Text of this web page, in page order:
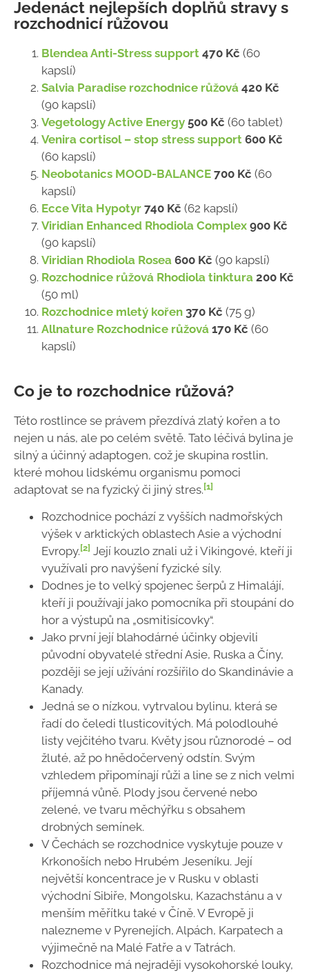
Jedenáct nejlepších doplňů stravy s
rozchodnicí růžovou
Blendea Anti-Stress support 470 Kč (60
kapslí)
Salvia Paradise rozchodnice růžová 420 Kč
(90 kapslí)
Vegetology Active Energy 500 Kč (60 tablet)
Venira cortisol – stop stress support 600 Kč
(60 kapslí)
Neobotanics MOOD-BALANCE 700 Kč (60
kapslí)
Ecce Vita Hypotyr 740 Kč (62 kapslí)
Viridian Enhanced Rhodiola Complex 900 Kč
(90 kapslí)
Viridian Rhodiola Rosea 600 Kč (90 kapslí)
Rozchodnice růžová Rhodiola tinktura 200 Kč
(50 ml)
Rozchodnice mletý kořen 370 Kč (75 g)
Allnature Rozchodnice růžová 170 Kč (60
kapslí)
Co je to rozchodnice růžová?
Této rostlince se právem přezdívá zlatý kořen a to
nejen u nás, ale po celém světě. Tato léčivá bylina je
silný a účinný adaptogen, což je skupina rostlin,
které mohou lidskému organismu pomoci
adaptovat se na fyzický či jiný stres.[1]
Rozchodnice pochází z vyšších nadmořských
výšek v arktických oblastech Asie a východní
Evropy. [2] Její kouzlo znali už i Vikingové, kteří ji
využívali pro navýšení fyzické síly.
Dodnes je to velký spojenec šerpů z Himalájí,
kteří ji používají jako pomocníka při stoupání do
hor a výstupů na „osmitisícovky“.
Jako první její blahodárné účinky objevili
původní obyvatelé střední Asie, Ruska a Číny,
později se její užívání rozšířilo do Skandinávie a
Kanady.
Jedná se o nízkou, vytrvalou bylinu, která se
řadí do čeledi tlusticovitých. Má polodlouhé
listy vejčitého tvaru. Květy jsou různorodé – od
žluté, až po hnědočervený odstín. Svým
vzhledem připomínají růži a line se z nich velmi
příjemná vůně. Plody jsou červené nebo
zelené, ve tvaru měchýřku s obsahem
drobných semínek.
V Čechách se rozchodnice vyskytuje pouze v
Krkonoších nebo Hrubém Jeseníku. Její
největší koncentrace je v Rusku v oblasti
východní Sibiře, Mongolsku, Kazachstánu a v
menším měřítku také v Číně. V Evropě ji
nalezneme v Pyrenejích, Alpách, Karpatech a
výjimečně na Malé Fatře a v Tatrách.
Rozchodnice má nejraději vysokohorské louky,